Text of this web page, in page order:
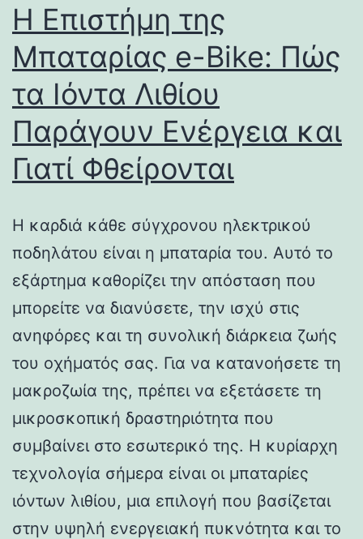
Η Επιστήμη της
Μπαταρίας e-Bike: Πώς
τα Ιόντα Λιθίου
Παράγουν Ενέργεια και
Γιατί Φθείρονται
Η καρδιά κάθε σύγχρονου ηλεκτρικού
ποδηλάτου είναι η μπαταρία του. Αυτό το
εξάρτημα καθορίζει την απόσταση που
μπορείτε να διανύσετε, την ισχύ στις
ανηφόρες και τη συνολική διάρκεια ζωής
του οχήματός σας. Για να κατανοήσετε τη
μακροζωία της, πρέπει να εξετάσετε τη
μικροσκοπική δραστηριότητα που
συμβαίνει στο εσωτερικό της. Η κυρίαρχη
τεχνολογία σήμερα είναι οι μπαταρίες
ιόντων λιθίου, μια επιλογή που βασίζεται
στην υψηλή ενεργειακή πυκνότητα και το